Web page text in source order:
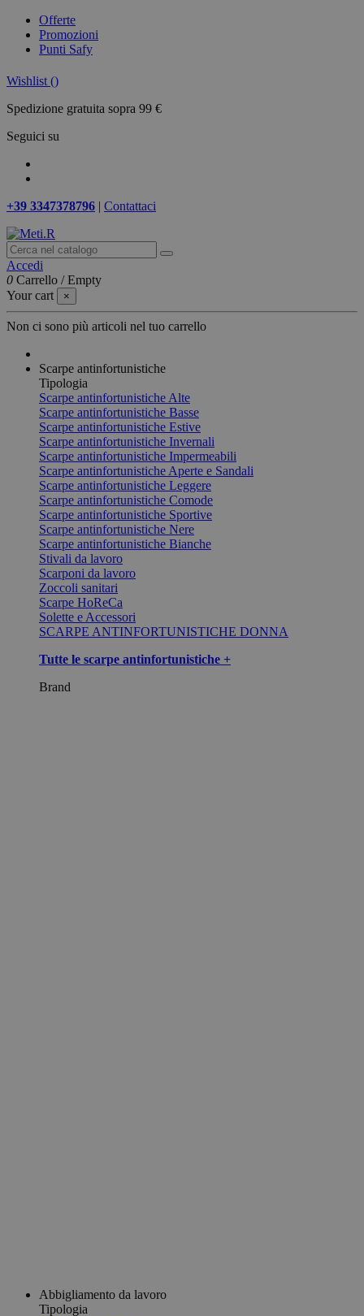
Offerte
Promozioni
Punti Safy
Wishlist ()
Spedizione gratuita sopra 99 €
Seguici su
+39 3347378796 | Contattaci
Accedi
0 Carrello /Empty
Your cart
×
Non ci sono più articoli nel tuo carrello
Scarpe antinfortunistiche
Tipologia
Scarpe antinfortunistiche Alte
Scarpe antinfortunistiche Basse
Scarpe antinfortunistiche Estive
Scarpe antinfortunistiche Invernali
Scarpe antinfortunistiche Impermeabili
Scarpe antinfortunistiche Aperte e Sandali
Scarpe antinfortunistiche Leggere
Scarpe antinfortunistiche Comode
Scarpe antinfortunistiche Sportive
Scarpe antinfortunistiche Nere
Scarpe antinfortunistiche Bianche
Stivali da lavoro
Scarponi da lavoro
Zoccoli sanitari
Scarpe HoReCa
Solette e Accessori
SCARPE ANTINFORTUNISTICHE DONNA
Tutte le scarpe antinfortunistiche +
Brand
Abbigliamento da lavoro
Tipologia